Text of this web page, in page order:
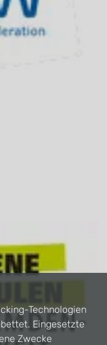
Technologien
Eingesetzte
Zwecke